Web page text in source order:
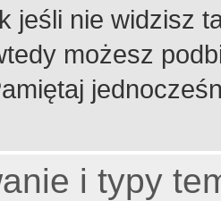
jeśli nie widzisz
możesz
i typy